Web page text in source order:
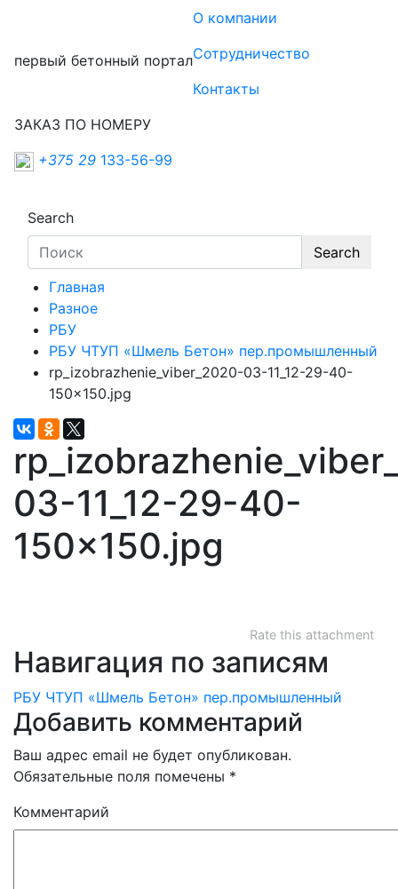
первый бетонный портал
О компании
Сотрудничество
Контакты
ЗАКАЗ ПО НОМЕРУ
+375 29 133-56-99
Search
Search
Главная
Разное
РБУ
РБУ ЧТУП «Шмель Бетон» пер.промышленный
rp_izobrazhenie_viber_2020-03-11_12-29-40-
150×150.jpg
03-11_12-29-40-
150×150.jpg
Rate this attachment
Навигация по записям
РБУ ЧТУП «Шмель Бетон» пер.промышленный
Добавить комментарий
Ваш адрес email не будет опубликован.
Обязательные поля помечены *
Комментарий